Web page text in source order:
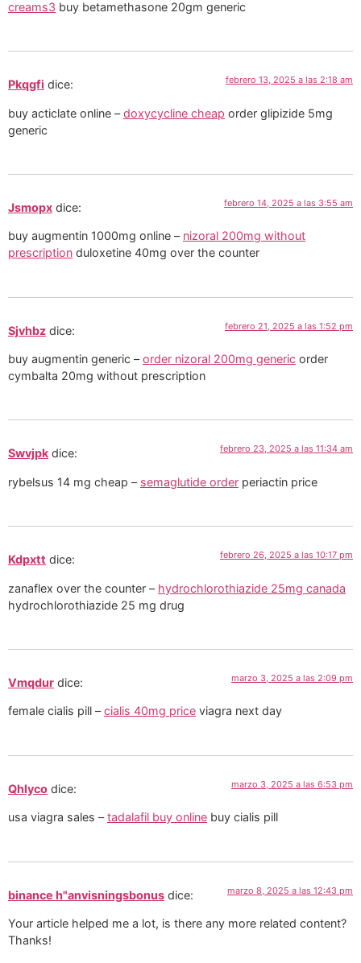
creams3 buy betamethasone 20gm generic
Pkqgfi dice: febrero 13, 2025 a las 2:18 am
buy acticlate online –doxycycline cheap order glipizide 5mg
generic
Jsmopx dice: febrero 14, 2025 a las 3:55 am
buy augmentin 1000mg online – nizoral 200mg without
prescription duloxetine 40mg over the counter
Sjvhbz dice: febrero 21, 2025 a las 1:52 pm
buy augmentin generic –order nizoral 200mg generic order
cymbalta 20mg without prescription
Swvjpk dice: febrero 23, 2025 a las 11:34 am
rybelsus 14 mg cheap – semaglutide order periactin price
Kdpxtt dice: febrero 26, 2025 a las 10:17 pm
zanaflex over the counter – hydrochlorothiazide 25mg canada
hydrochlorothiazide 25 mg drug
Vmqdur dice: marzo 3, 2025 a las 2:09 pm
female cialis pill –cialis 40mg price viagra next day
Qhlyco dice: marzo 3, 2025 a las 6:53 pm
usa viagra sales –tadalafil buy online buy cialis pill
binance h"anvisningsbonus dice: marzo 8, 2025 a las 12:43 pm
Your article helped me a lot, is there any more related content?
Thanks!